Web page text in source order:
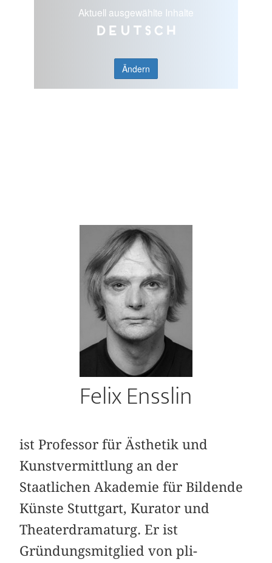
Aktuell ausgewählte Inhalte
Deutsch
Ändern
Felix Ensslin
ist Professor für Ästhetik und
Kunstvermittlung an der
Staatlichen Akademie für Bildende
Künste Stuttgart, Kurator und
Theaterdramaturg. Er ist
Gründungsmitglied von pli-